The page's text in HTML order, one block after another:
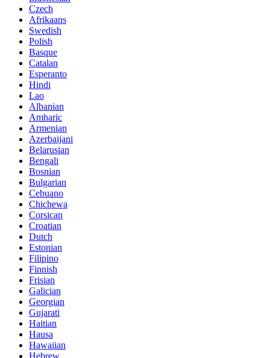
Czech
Afrikaans
Swedish
Polish
Basque
Catalan
Esperanto
Hindi
Lao
Albanian
Amharic
Armenian
Azerbaijani
Belarusian
Bengali
Bosnian
Bulgarian
Cebuano
Chichewa
Corsican
Croatian
Dutch
Estonian
Filipino
Finnish
Frisian
Galician
Georgian
Gujarati
Haitian
Hausa
Hawaiian